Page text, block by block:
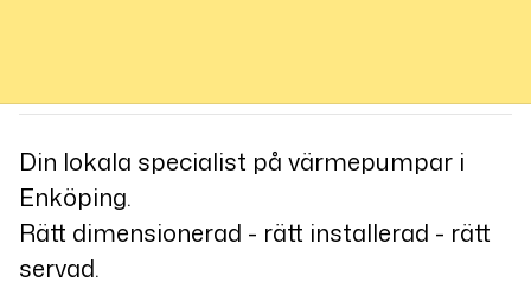
Din lokala specialist på värmepumpar i
Enköping.
Rätt dimensionerad - rätt installerad - rätt
servad.